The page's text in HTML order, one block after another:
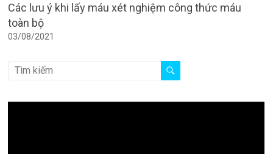
Các lưu ý khi lấy máu xét nghiệm công thức máu
toàn bộ
03/08/2021